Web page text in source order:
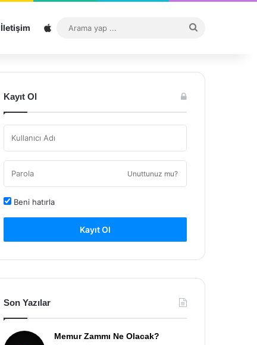
İletişim Sitemap
...
Kayıt Ol
Unuttunuz mu?
Beni hatırla
Kayıt Ol
Son Yazılar
Memur Zammı Ne Olacak?